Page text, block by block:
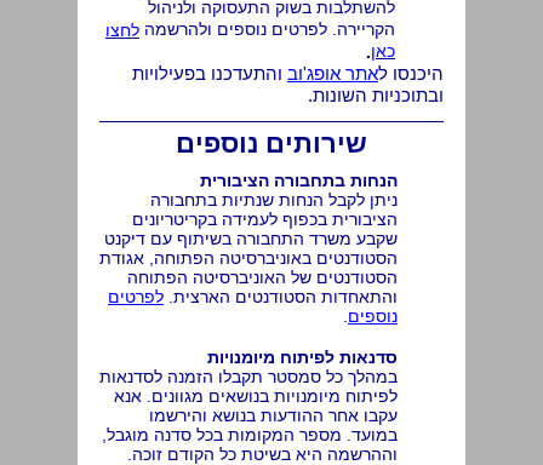
להשתלבות בשוק התעסוקה ולניהול
הקריירה. לפרטים נוספים ולהרשמה לחצו
כאן.
היכנסו לאתר אופג'וב והתעדכנו בפעילויות
ובתוכניות השונות.
שירותים נוספים
הנחות בתחבורה הציבורית
ניתן לקבל הנחות שנתיות בתחבורה
הציבורית בכפוף לעמידה בקריטריונים
שקבע משרד התחבורה בשיתוף עם דיקנט
הסטודנטים באוניברסיטה הפתוחה, אגודת
הסטודנטים של האוניברסיטה הפתוחה
והתאחדות הסטודנטים הארצית. לפרטים
נוספים
סדנאות לפיתוח מיומנויות
במהלך כל סמסטר תקבלו הזמנה לסדנאות
לפיתוח מיומנויות בנושאים מגוונים. אנא
עקבו אחר ההודעות בנושא והירשמו
במועד. מספר המקומות בכל סדנה מוגבל,
וההרשמה היא בשיטת כל הקודם זוכה.